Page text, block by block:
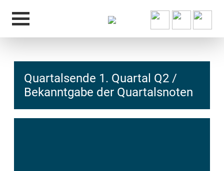
ed.ne
kalsn
id-gh
t@elu
hcs
Quartalsende 1. Quartal Q2 /
Bekanntgabe der Quartalsnoten